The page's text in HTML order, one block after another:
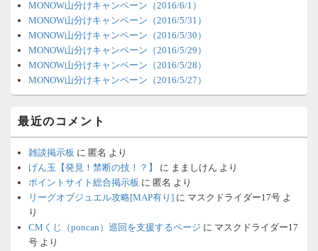
ア
MONOW山分けキャンペーン（2016/6/1）
MONOW山分けキャンペーン（2016/5/31）
MONOW山分けキャンペーン（2016/5/30）
MONOW山分けキャンペーン（2016/5/29）
MONOW山分けキャンペーン（2016/5/28）
MONOW山分けキャンペーン（2016/5/27）
最近のコメント
雑談掲示板 に 匿名 より
げん玉【発見！禁断の技！？】
に まましけん より
ポイントサイト総合掲示板 に 匿名 より
リーグオブジュエル攻略[MAP有り] に マスクドライダー17号 よ
り
CMくじ（poncan）巡回を支援するページ に マスクドライダー17
号 より